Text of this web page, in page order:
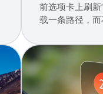
前选项卡上刷
载一条路径，而